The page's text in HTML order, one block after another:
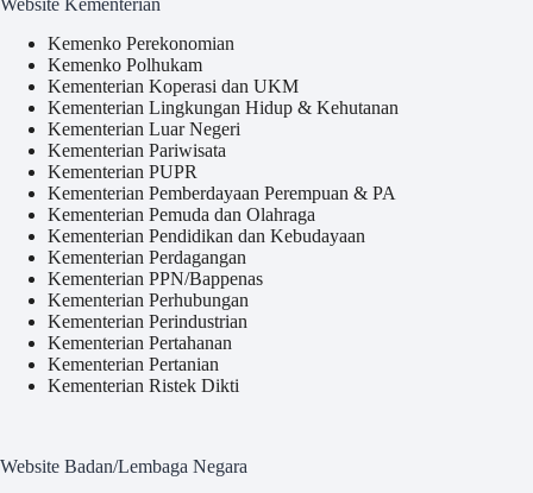
Website Kementerian
Kemenko Perekonomian
Kemenko Polhukam
Kementerian Koperasi dan UKM
Kementerian Lingkungan Hidup & Kehutanan
Kementerian Luar Negeri
Kementerian Pariwisata
Kementerian PUPR
Kementerian Pemberdayaan Perempuan & PA
Kementerian Pemuda dan Olahraga
Kementerian Pendidikan dan Kebudayaan
Kementerian Perdagangan
Kementerian PPN/Bappenas
Kementerian Perhubungan
Kementerian Perindustrian
Kementerian Pertahanan
Kementerian Pertanian
Kementerian Ristek Dikti
Website Badan/Lembaga Negara